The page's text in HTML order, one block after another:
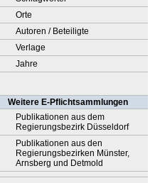
Orte
Autoren / Beteiligte
Verlage
Jahre
Weitere E-Pflichtsammlungen
Publikationen aus dem
Regierungsbezirk Düsseldorf
Publikationen aus den
Regierungsbezirken Münster,
Arnsberg und Detmold